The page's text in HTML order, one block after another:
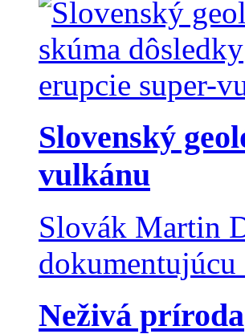
Slovenský
vulkánu
Slovák Martin
Neživá príroda